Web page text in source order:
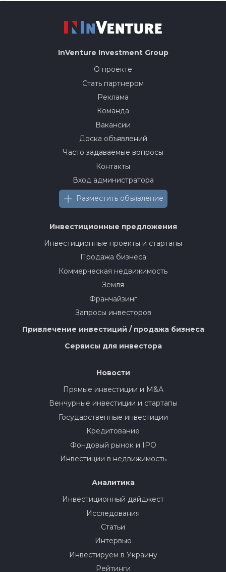
InVenture Investment Group
О проекте
Стать партнером
Реклама
Команда
Вакансии
Доска объявлений
Часто задаваемые вопросы
Контакты
Вход администратора
Разместить объявление
Инвестиционные предложения
Инвестиционные проекты и стартапы
Продажа бизнеса
Коммерческая недвижимость
Земля
Франчайзинг
Запросы инвесторов
Привлечение инвестиций / продажа бизнеса
Сервисы для инвестора
Новости
Прямые инвестиции и M&A
Венчурные инвестиции и стартапы
Государственные инвестиции
Кредитование
Фондовый рынок и IPO
Инвестиции в недвижимость
Аналитика
Инвестиционный дайджест
Исследования
Статьи
Интервью
Инвестируем в Украину
Рейтинги